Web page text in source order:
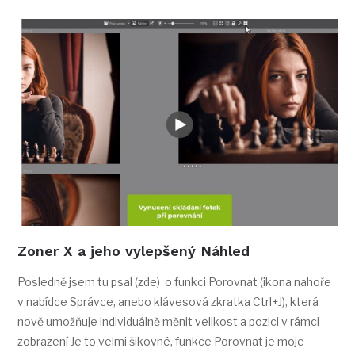
Zoner X a jeho vylepšený Náhled
Posledně jsem tu psal (zde) o funkci Porovnat (ikona nahoře
v nabídce Správce, anebo klávesová zkratka Ctrl+J), která
nově umožňuje individuálně měnit velikost a pozici v rámci
zobrazení Je to velmi šikovné, funkce Porovnat je moje